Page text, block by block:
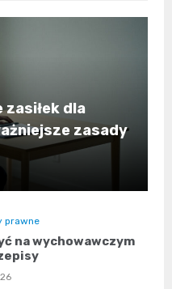
zasiłek dla
zasady
prawne
na wychowawczym